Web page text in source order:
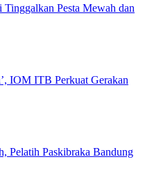
Pesta Mewah dan
IOM ITB Perkuat Gerakan
Pelatih Paskibraka Bandung